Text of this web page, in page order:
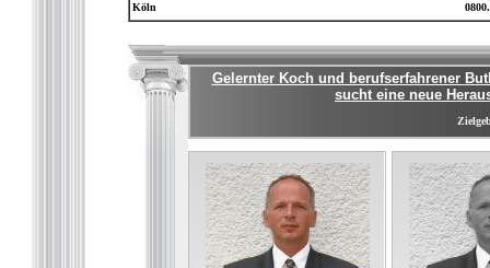
Köln
Gelernter Koch und berufserfahrener
sucht eine neue